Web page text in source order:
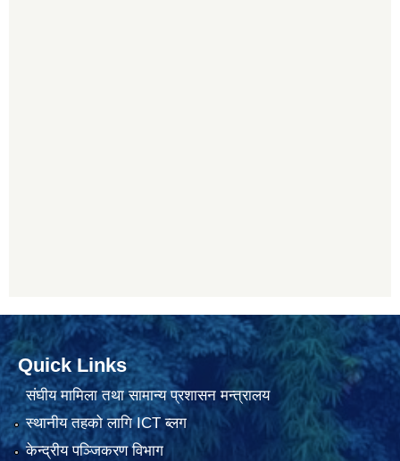
Quick Links
संघीय मामिला तथा सामान्य प्रशासन मन्त्रालय
स्थानीय तहको लागि ICT ब्लग
केन्द्रीय पञ्जिकरण विभाग